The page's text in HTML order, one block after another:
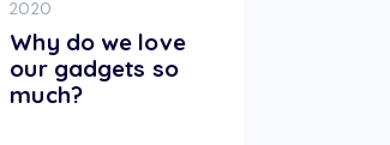
2020
Why do we love
our gadgets so
much?